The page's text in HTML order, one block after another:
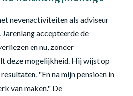
nevenactiviteiten als adviseur
accepteerde de
en nu, zonder
deze mogelijkheid. Hij wijst op
"En na mijn pensioen in
van maken." De